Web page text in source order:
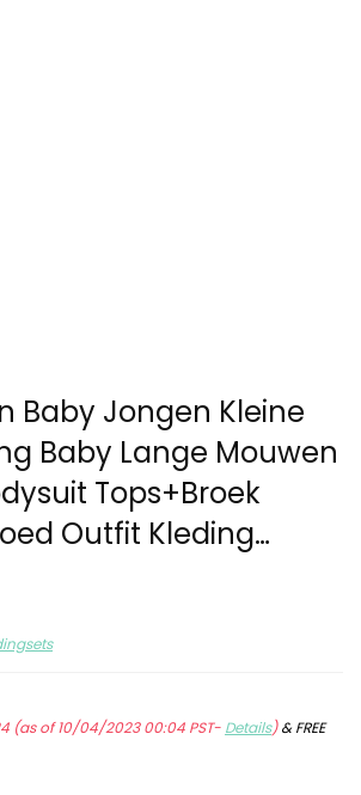
Baby Jongen Kleine
Baby Lange Mouwen
Tops+Broek
Outfit Kleding…
(as of 10/04/2023 00:04 PST- Details)&FREE